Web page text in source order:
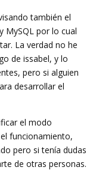
también el
MySQL por lo cual
La verdad no he
de issabel, y lo
pero si alguien
desarrollar el
el modo
funcionamiento,
pero si tenía dudas
de otras personas.